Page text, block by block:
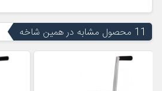
11 محصول مشابه در همین شاخه